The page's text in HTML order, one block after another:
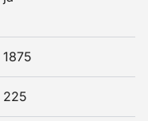
1875
225